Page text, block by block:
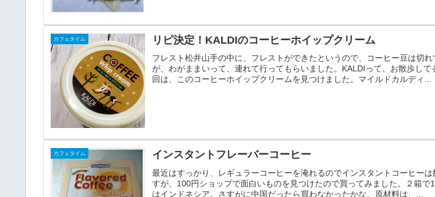
カフェタイム リピ決定！KALDIのコーヒーホイップクリーム
フレスト松井山手の中に、フレストができたというので、コーヒー豆は切
が、わがままいって、連れて行ってもらいました。KALDIって、お散歩して
回は、このコーヒーホイップクリームを見つけました。マイルドカルディ...
カフェタイム インスタントフレーバーコーヒー
最近はすっかり、レギュラーコーヒーを淹れるのでインスタントコーヒー
すが、100円ショップで面白いものを見つけたので買ってみました。２箱で
はインドネシア。さすがに中国だったら買わなかったかな。原材料は、...